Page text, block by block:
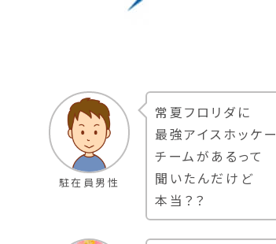
駐在員男性
常夏フロリダに
最強アイスホッケー
チームがあるって
聞いたんだけど
本当？？